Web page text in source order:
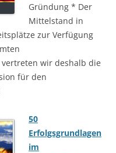
Gründung * Der
Mittelstand in
zur Verfügung
wir deshalb die
für den
50
Erfolgsgrundlagen
im